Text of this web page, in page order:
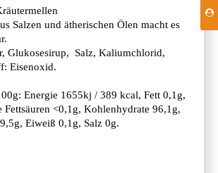
Salzen und ätherischen Ölen macht es
Glukosesirup, Salz, Kaliumchlorid,
Eisenoxid.
Energie 1655kj / 389 kcal, Fett 0,1g,
Fettsäuren <0,1g, Kohlenhydrate 96,1g,
Eiweiß 0,1g, Salz 0g.